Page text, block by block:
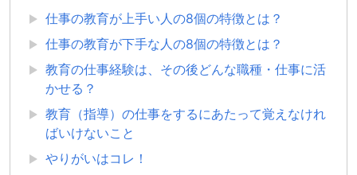
仕事の教育が上手い人の8個の特徴とは？
仕事の教育が下手な人の8個の特徴とは？
教育の仕事経験は、その後どんな職種・仕事に活
かせる？
教育（指導）の仕事をするにあたって覚えなけれ
ばいけないこと
やりがいはコレ！